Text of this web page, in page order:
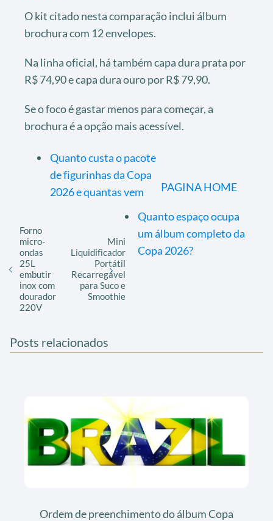
O kit citado nesta comparação inclui álbum
brochura com 12 envelopes.
Na linha oficial, há também capa dura prata por
R$ 74,90 e capa dura ouro por R$ 79,90.
Se o foco é gastar menos para começar, a
brochura é a opção mais acessível.
Quanto custa o pacote
de figurinhas da Copa
2026 e quantas vem
Quanto espaço ocupa
um álbum completo da
Copa 2026?
PAGINA HOME
Forno
micro-
ondas
25L
embutir
inox com
dourador
220V
Mini
Liquidificador
Portátil
Recarregável
para Suco e
Smoothie
Posts relacionados
Ordem de preenchimento do álbum Copa